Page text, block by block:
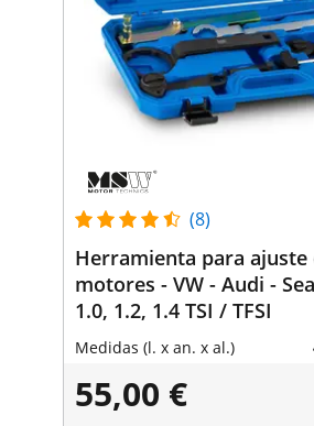
(8)
Herramienta para ajuste
motores - VW - Audi -
1.0, 1.2, 1.4 TSI / TFSI
Medidas (l. x an. x al.)
55,00 €